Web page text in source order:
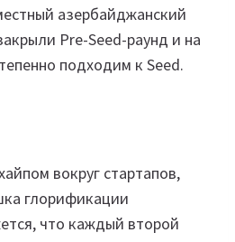
азербайджанский
Pre-Seed-раунд и на
подходим к Seed.
вокруг стартапов,
глорификации
что каждый второй